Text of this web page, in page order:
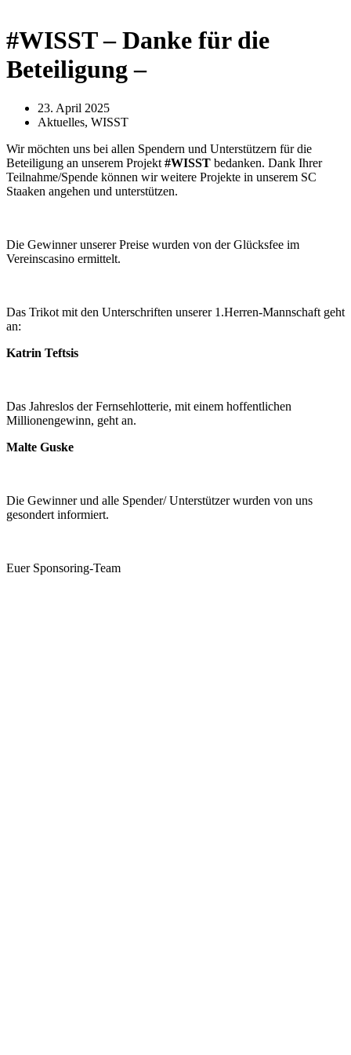
#WISST – Danke für die
Beteiligung –
23. April 2025
Aktuelles, WISST
Wir möchten uns bei allen Spendern und Unterstützern für die
Beteiligung an unserem Projekt #WISST bedanken. Dank Ihrer
Teilnahme/Spende können wir weitere Projekte in unserem SC
Staaken angehen und unterstützen.
Die Gewinner unserer Preise wurden von der Glücksfee im
Vereinscasino ermittelt.
Das Trikot mit den Unterschriften unserer 1.Herren-Mannschaft geht
an:
Katrin Teftsis
Das Jahreslos der Fernsehlotterie, mit einem hoffentlichen
Millionengewinn, geht an.
Malte Guske
Die Gewinner und alle Spender/ Unterstützer wurden von uns
gesondert informiert.
Euer Sponsoring-Team